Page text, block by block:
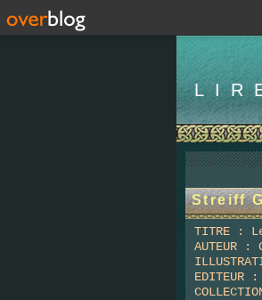
Streiff
TITRE :
EDITEUR